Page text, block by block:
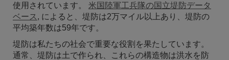
使用されています。
米国陸軍工兵隊の国立堤防データ
ベース , によると、堤防は2万マイル以上あり、堤防の
平均築年数は59年です。
堤防は私たちの社会で重要な役割を果たしています。
通常、堤防は土で作られ、これらの構造物は洪水を防